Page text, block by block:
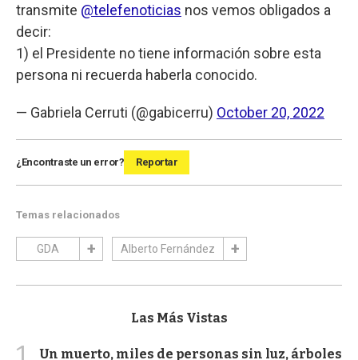
transmite @telefenoticias nos vemos obligados a
decir:
1) el Presidente no tiene información sobre esta
persona ni recuerda haberla conocido.
— Gabriela Cerruti (@gabicerru) October 20, 2022
¿Encontraste un error? Reportar
Temas relacionados
GDA Alberto Fernández
Las Más Vistas
Un muerto, miles de personas sin luz, árboles